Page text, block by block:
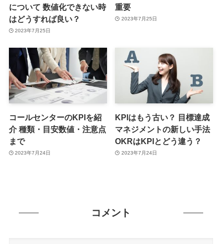
について 数値化できない時
はどうすれば良い？
2023年7月25日
重要
2023年7月25日
コールセンターのKPIを紹
介 種類・目安数値・注意点
まで
2023年7月24日
KPIはもう古い？ 目標達成
マネジメントの新しい手法
OKRはKPIとどう違う？
2023年7月24日
コメント